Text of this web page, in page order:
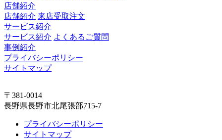
店舗紹介
店舗紹介 来店受取注文
サービス紹介
サービス紹介 よくあるご質問
事例紹介
プライバシーポリシー
サイトマップ
〒381-0014
長野県長野市北尾張部715-7
プライバシーポリシー
サイトマップ